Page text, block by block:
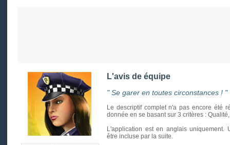
L'avis de équipe
" Se garer en toutes circonstances ! "
Le descriptif complet n'a pas encore été
donnée en se basant sur 3 critères :
L'application est en anglais uniquement.
être incluse par la suite.